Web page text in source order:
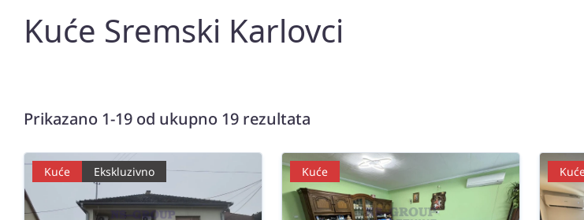
Kuće Sremski Karlovci
Prikazano 1-19 od ukupno 19 rezultata
Kuće Ekskluzivno Kuće